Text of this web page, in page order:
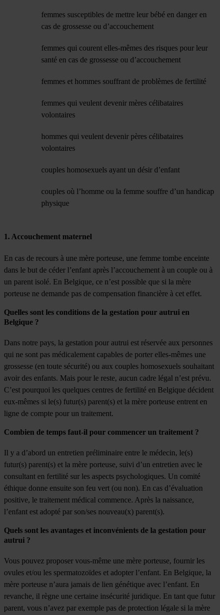
femmes susceptibles de mettre leur bébé en danger en
cas de grossesse ou d’accouchement
femmes qui courent elles-mêmes des risques pour leur
santé en cas de grossesse ou d’accouchement
femmes et hommes souffrant de problèmes de fertilité
femmes qui veulent devenir mères célibataires
volontaires
hommes qui veulent devenir pères célibataires
volontaires
couples homosexuels ayant un désir d’enfant
couples où l’homme ou la femme souffre d’un handicap
physique
1. Accouchement maternel
En cas de recours à une mère porteuse, une femme tombe enceinte
dans le but de céder l’enfant après l’accouchement à un couple ou à
un parent isolé. En Belgique, ce n’est possible que si la mère
porteuse ne demande pas de compensation financière à cet effet.
Quelles sont les conditions de la gestation pour autrui en
Belgique ?
Dans notre pays, la gestation pour autrui est réservée aux personnes
qui ne sont pas médicalement capables de porter elles-mêmes une
grossesse (en toute sécurité) ou aux couples homosexuels souhaitant
avoir des enfants. Mais pour le reste, aucun cadre légal n’est prévu.
C’est pourquoi les quelques centres de fertilité en Belgique décident
eux-mêmes si le(s) futur(s) parent(s) et la mère porteuse entrent en
ligne de compte pour un traitement.
Combien de temps faut-il pour commencer un traitement ?
Il y a d’abord un entretien préliminaire entre le médecin, le(s)
futur(s) parent(s) et la mère porteuse, suivi d’un entretien avec le
consultant en fertilité sur les aspects psychologiques. Un comité
éthique donne ensuite son feu vert (ou non). En cas d’évaluation
positive, le traitement médical commence. Après la naissance,
l’enfant est adopté par son/ses nouveau(x) parent(s).
Quels sont les avantages et inconvénients de la gestation pour
autrui ?
Vous pouvez proposer vous-même une mère porteuse, fournir les
ovules et/ou les spermatozoïdes et adopter l’enfant. En Belgique, la
mère porteuse n’aura jamais de lien génétique avec l’enfant. En
revanche, il règne une certaine insécurité juridique. En tant que futur
parent, vous n’avez par exemple pas de protection légale si la mère